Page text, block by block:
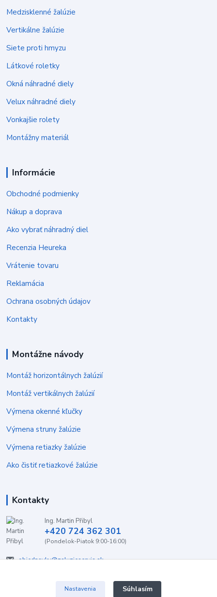
Medzisklenné žalúzie
Vertikálne žalúzie
Siete proti hmyzu
Látkové roletky
Okná náhradné diely
Velux náhradné diely
Vonkajšie rolety
Montážny materiál
Informácie
Obchodné podmienky
Nákup a doprava
Ako vybrať náhradný diel
Recenzia Heureka
Vrátenie tovaru
Reklamácia
Ochrana osobných údajov
Kontakty
Montážne návody
Montáž horizontálnych žalúzií
Montáž vertikálnych žalúzií
Výmena okenné kľučky
Výmena struny žalúzie
Výmena retiazky žalúzie
Ako čistiť retiazkové žalúzie
Kontakty
Ing. Martin Přibyl
+420 724 362 301
(Pondelok-Piatok 9:00-16:00)
objednavky@zaluzieservis.sk
Nastavenia Súhlasím